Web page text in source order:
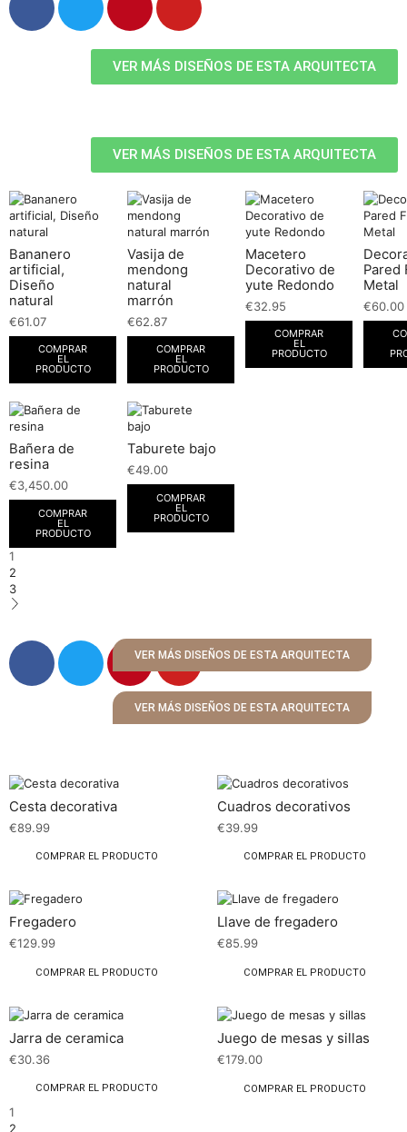
VER MÁS DISEÑOS DE ESTA ARQUITECTA
VER MÁS DISEÑOS DE ESTA ARQUITECTA
Bananero
artificial,
Diseño
natural
€61.07
COMPRAR
EL
PRODUCTO
Vasija de
mendong
natural
marrón
€62.87
COMPRAR
EL
PRODUCTO
Macetero
Decorativo de
yute Redondo
€32.95
COMPRAR
EL
PRODUCTO
Pared
Metal
€60.00
Bañera de
resina
€3,450.00
COMPRAR
EL
PRODUCTO
Taburete bajo
€49.00
COMPRAR
EL
PRODUCTO
1
2
3
VER MÁS DISEÑOS DE ESTA ARQUITECTA
VER MÁS DISEÑOS DE ESTA ARQUITECTA
Cesta decorativa
€89.99
COMPRAR EL PRODUCTO
Cuadros decorativos
€39.99
COMPRAR EL PRODUCTO
Fregadero
€129.99
COMPRAR EL PRODUCTO
Llave de fregadero
€85.99
COMPRAR EL PRODUCTO
Jarra de ceramica
€30.36
COMPRAR EL PRODUCTO
Juego de mesas y sillas
€179.00
COMPRAR EL PRODUCTO
1
2